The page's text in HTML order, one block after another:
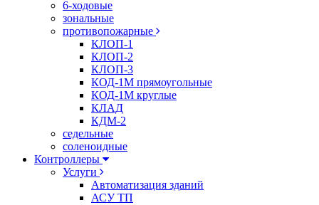
6-ходовые
зональные
противопожарные
КЛОП-1
КЛОП-2
КЛОП-3
КОД-1М прямоугольные
КОД-1М круглые
КЛАД
КДМ-2
седельные
соленоидные
Контроллеры
Услуги
Автоматизация зданий
АСУ ТП